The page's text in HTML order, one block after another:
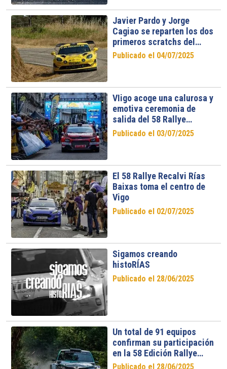
Javier Pardo y Jorge
Cagiao se reparten los dos
primeros scratchs del
rallye
Publicado el 04/07/2025
VIigo acoge una calurosa y
emotiva ceremonia de
salida del 58 Rallye
Recalvi Rías Baixas
Publicado el 03/07/2025
El 58 Rallye Recalvi Rías
Baixas toma el centro de
Vigo
Publicado el 02/07/2025
Sigamos creando
histoRÍAS
Publicado el 28/06/2025
Un total de 91 equipos
confirman su participación
en la 58 Edición Rallye
Recalvi Rías Baixas
Publicado el 28/06/2025